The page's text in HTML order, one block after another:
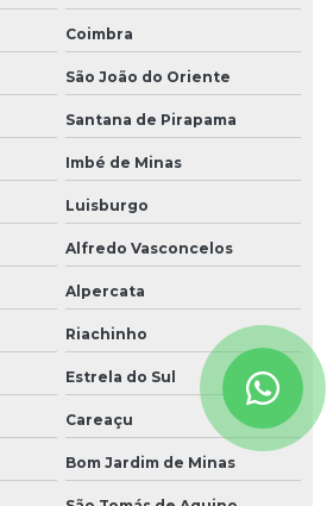
Coimbra
São João do Oriente
Santana de Pirapama
Imbé de Minas
Luisburgo
Alfredo Vasconcelos
Alpercata
Riachinho
Estrela do Sul
Careaçu
Bom Jardim de Minas